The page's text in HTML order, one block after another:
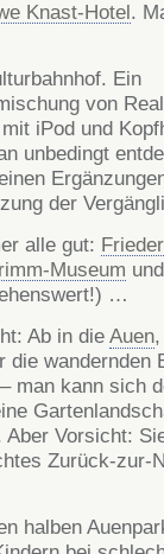
Knast-Hotel.
Ein
von
iPod und
unbedingt
der
alle gut:
-Museum
…
Ab in die Auen,
die wandernden
man kann sich
Aber Vorsicht:
Zurück-zur-
halben